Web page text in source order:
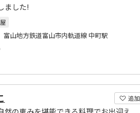
ました!
山地方鉄道富山市内軌道線 中町駅
追加